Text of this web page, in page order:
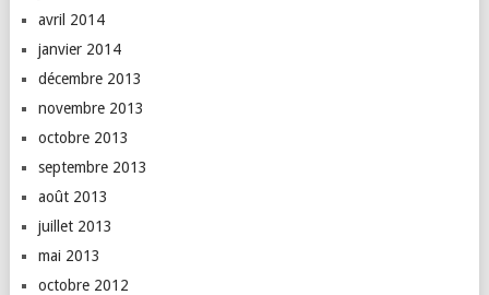
avril 2014
janvier 2014
décembre 2013
novembre 2013
octobre 2013
septembre 2013
août 2013
juillet 2013
mai 2013
octobre 2012